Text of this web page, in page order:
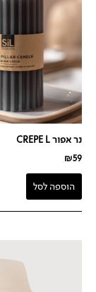
נר אפור CREPE L
₪59
הוספה לסל